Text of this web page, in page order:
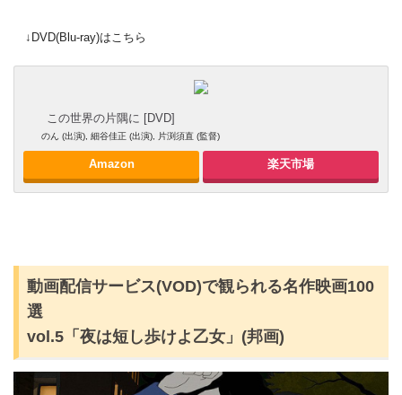
↓DVD(Blu-ray)はこちら
この世界の片隅に [DVD]
のん (出演), 細谷佳正 (出演), 片渕須直 (監督)
Amazon 楽天市場
動画配信サービス(VOD)で観られる名作映画100
選
vol.5「夜は短し歩けよ乙女」(邦画)